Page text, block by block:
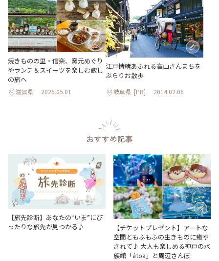
焼きものの里・信楽、窯元めぐり
やランチ＆スイーツを楽しむ癒し
の旅へ
滋賀県 2026.05.01
江戸情緒あふれる高山さんまちを
ぶらりお散歩
岐阜県 [PR] 2014.02.06
おすすめ記事
【旅先診断】あなたの“いま”にぴ
ったりな旅先が見つかる♪
【チケットプレゼント】アートな
空間ともふもふの生きものに癒や
されて♪ 大人も楽しめる神戸の水
族館「átoa」と周辺さんぽ